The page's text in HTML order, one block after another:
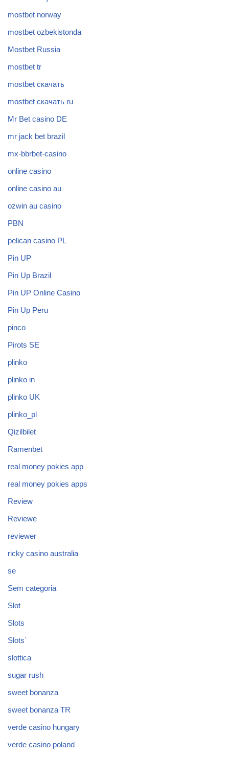
mostbet norway
mostbet ozbekistonda
Mostbet Russia
mostbet tr
mostbet скачать
mostbet скачать ru
Mr Bet casino DE
mr jack bet brazil
mx-bbrbet-casino
online casino
online casino au
ozwin au casino
PBN
pelican casino PL
Pin UP
Pin Up Brazil
Pin UP Online Casino
Pin Up Peru
pinco
Pirots SE
plinko
plinko in
plinko UK
plinko_pl
Qizilbilet
Ramenbet
real money pokies app
real money pokies apps
Review
Reviewe
reviewer
ricky casino australia
se
Sem categoria
Slot
Slots
Slots`
slottica
sugar rush
sweet bonanza
sweet bonanza TR
verde casino hungary
verde casino poland